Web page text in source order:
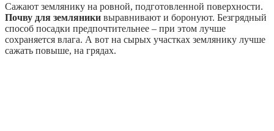
Сажают землянику на ровной, подготовленной поверхности.
Почву для земляники выравнивают и боронуют. Безгрядный
способ посадки предпочтительнее – при этом лучше
сохраняется влага. А вот на сырых участках землянику лучше
сажать повыше, на грядах.